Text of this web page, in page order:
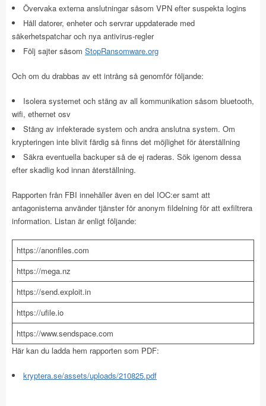
Övervaka externa anslutningar såsom VPN efter suspekta logins
Håll datorer, enheter och servrar uppdaterade med
säkerhetspatchar och nya antivirus-regler
Följ sajter såsom StopRansomware.org
Och om du drabbas av ett intrång så genomför följande:
Isolera systemet och stäng av all kommunikation såsom bluetooth,
wifi, ethernet osv
Stäng av infekterade system och andra anslutna system. Om
krypteringen inte blivit färdig så finns det möjlighet för återställning
Säkra eventuella backuper så de ej raderas. Sök igenom dessa
efter skadlig kod innan återställning.
Rapporten från FBI innehåller även en del IOC:er samt att
antagonisterna använder tjänster för anonym fildelning för att exfiltrera
information. Listan är enligt följande:
https://anonfiles.com
https://mega.nz
https://send.exploit.in
https://ufile.io
https://www.sendspace.com
Här kan du ladda hem rapporten som PDF:
kryptera.se/assets/uploads/210825.pdf